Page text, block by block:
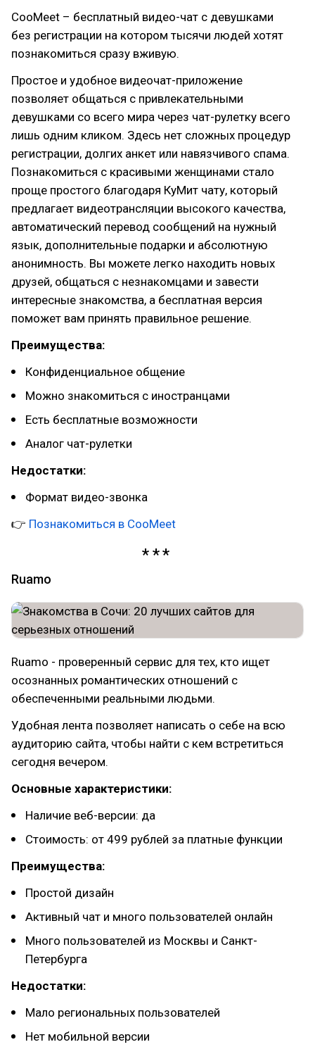
CooMeet – бесплатный видео-чат с девушками
без регистрации на котором тысячи людей хотят
познакомиться сразу вживую.
Простое и удобное видеочат-приложение
позволяет общаться с привлекательными
девушками со всего мира через чат-рулетку всего
лишь одним кликом. Здесь нет сложных процедур
регистрации, долгих анкет или навязчивого спама.
Познакомиться с красивыми женщинами стало
проще простого благодаря КуМит чату, который
предлагает видеотрансляции высокого качества,
автоматический перевод сообщений на нужный
язык, дополнительные подарки и абсолютную
анонимность. Вы можете легко находить новых
друзей, общаться с незнакомцами и завести
интересные знакомства, а бесплатная версия
поможет вам принять правильное решение.
Преимущества:
Конфиденциальное общение
Можно знакомиться с иностранцами
Есть бесплатные возможности
Аналог чат-рулетки
Недостатки:
Формат видео-звонка
👉 Познакомиться в CooMeet
Ruamo
Ruamo - проверенный сервис для тех, кто ищет
осознанных романтических отношений с
обеспеченными реальными людьми.
Удобная лента позволяет написать о себе на всю
аудиторию сайта, чтобы найти с кем встретиться
сегодня вечером.
Основные характеристики:
Наличие веб-версии: да
Стоимость: от 499 рублей за платные функции
Преимущества:
Простой дизайн
Активный чат и много пользователей онлайн
Много пользователей из Москвы и Санкт-
Петербурга
Недостатки:
Мало региональных пользователей
Нет мобильной версии